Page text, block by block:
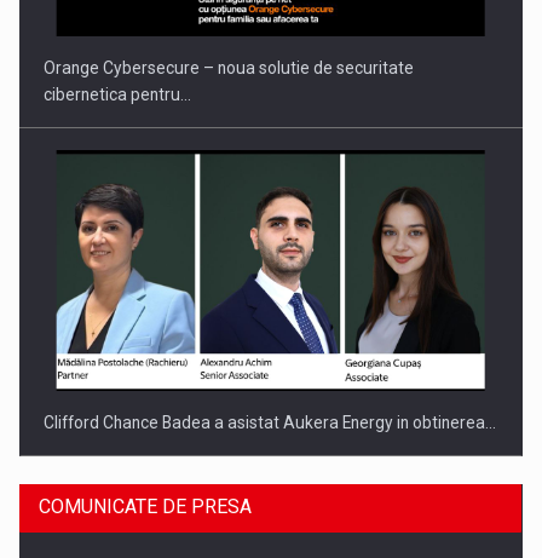
INTERNATIONAL BUSINESS SCENE
Orange Cybersecure – noua solutie de securitate
cibernetica pentru…
Clifford Chance Badea a asistat Aukera Energy in obtinerea…
COMUNICATE DE PRESA